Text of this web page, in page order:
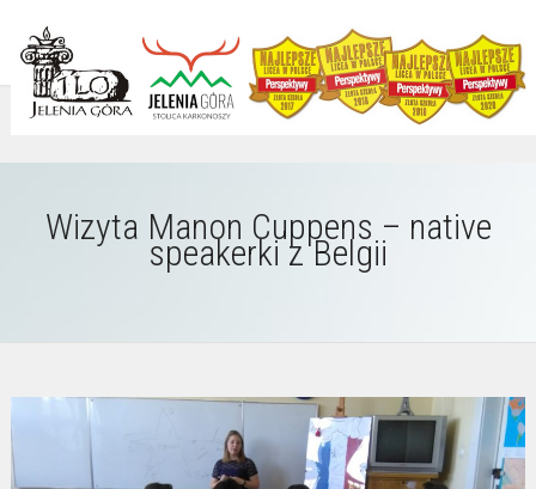
Wizyta Manon Cuppens – native
speakerki z Belgii